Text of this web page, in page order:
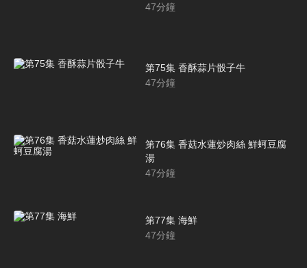
47分鐘
第75集 香酥蒜片骰子牛
47分鐘
第76集 香菇水蓮炒肉絲 鮮蚵豆腐
湯
47分鐘
第77集 海鮮
47分鐘